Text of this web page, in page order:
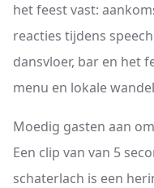
het feest vast:
reacties tijdens
dansvloer, bar en het
menu en lokale
Moedig gasten aan
Een clip van van 5
schaterlach is een